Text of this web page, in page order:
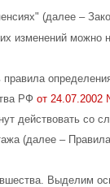
(далее –
изменений
РФ от 24.07.2002
действовать со
(далее –
Выделим